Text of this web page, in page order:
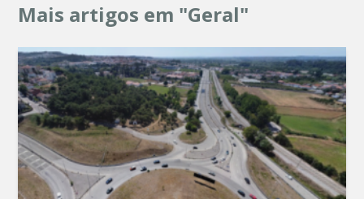
Mais artigos em "Geral"